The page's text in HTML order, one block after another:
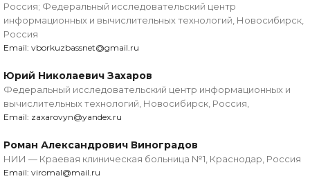
Россия; Федеральный исследовательский центр
информационных и вычислительных технологий, Новосибирск,
Россия
Email: vborkuzbassnet@gmail.ru
Юрий Николаевич Захаров
Федеральный исследовательский центр информационных и
вычислительных технологий, Новосибирск, Россия,
Email: zaxarovyn@yandex.ru
Роман Александрович Виноградов
НИИ — Краевая клиническая больница №1, Краснодар, Россия
Email: viromal@mail.ru